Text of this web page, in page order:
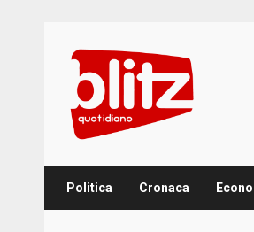
content
Politica Cronaca